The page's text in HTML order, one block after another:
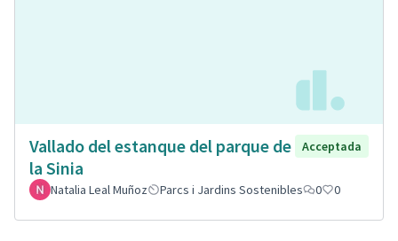
Vallado del estanque del parque de
la Sinia
Acceptada
Natalia Leal Muñoz Parcs i Jardins Sostenibles 0 0